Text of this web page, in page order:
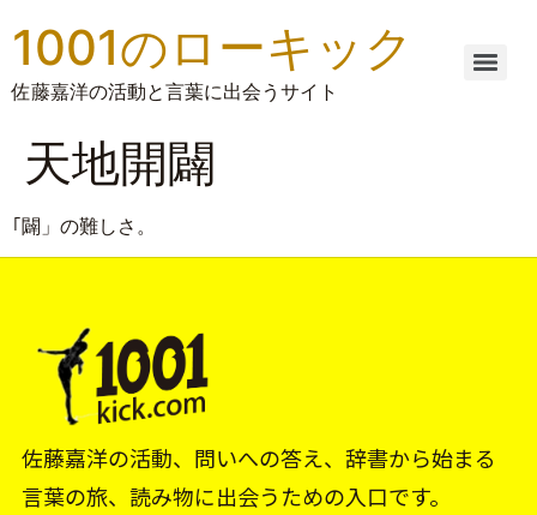
1001のローキック
佐藤嘉洋の活動と言葉に出会うサイト
天地開闢
｢闢」の難しさ。
佐藤嘉洋の活動、問いへの答え、辞書から始まる
言葉の旅、読み物に出会うための入口です。